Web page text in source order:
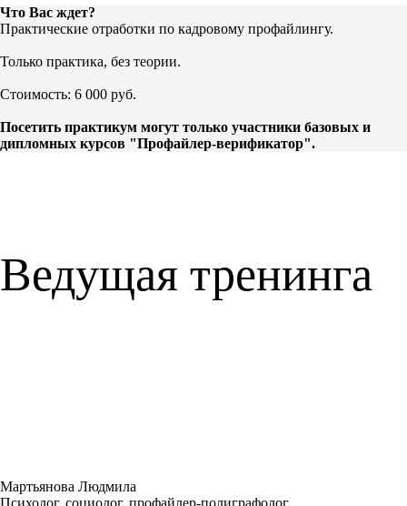
Что Вас ждет?
Практические отработки по кадровому профайлингу.
Только практика, без теории.
Стоимость: 6 000 руб.
Посетить практикум могут только участники базовых и
дипломных курсов "Профайлер-верификатор".
Ведущая тренинга
Мартьянова Людмила